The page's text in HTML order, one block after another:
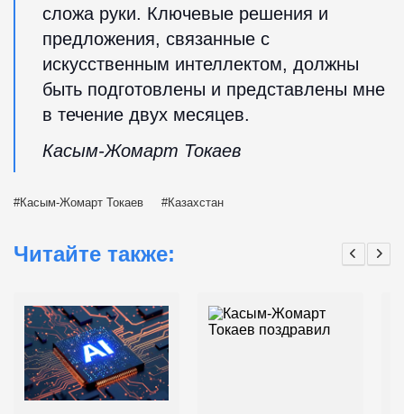
сложа руки. Ключевые решения и
предложения, связанные с
искусственным интеллектом, должны
быть подготовлены и представлены мне
в течение двух месяцев.
Касым-Жомарт Токаев
Касым-Жомарт Токаев Казахстан
Читайте также: